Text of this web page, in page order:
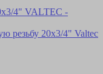
резьбу 20х3/4" Valteс